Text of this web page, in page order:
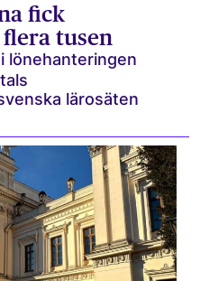
fick
tusen
lönehanteringen
lärosäten